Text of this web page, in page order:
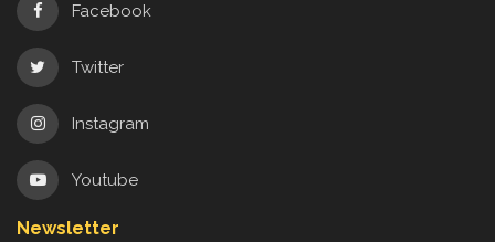
Facebook
Twitter
Instagram
Youtube
Newsletter